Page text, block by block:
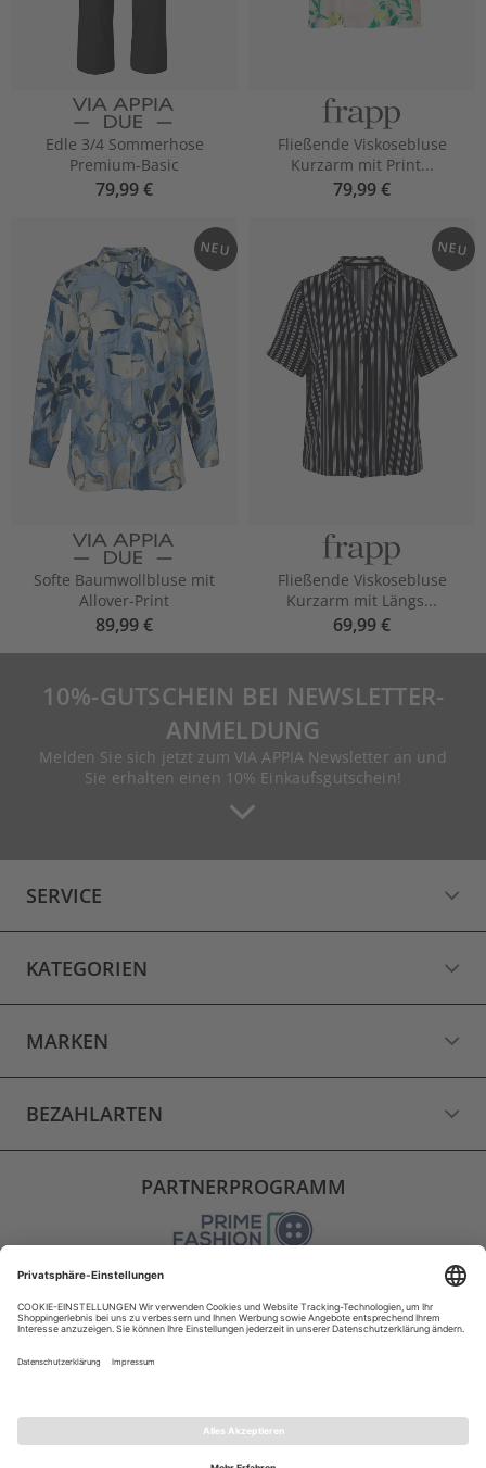
Edle 3/4 Sommerhose
Premium-Basic
79,99 €
Fließende Viskosebluse
Kurzarm mit Print...
79,99 €
NEU
Softe Baumwollbluse mit
Allover-Print
89,99 €
NEU
Fließende Viskosebluse
Kurzarm mit Längs...
69,99 €
10%-GUTSCHEIN BEI NEWSLETTER-
ANMELDUNG
Melden Sie sich jetzt zum VIA APPIA Newsletter an und
Sie erhalten einen 10% Einkaufsgutschein!
SERVICE
KATEGORIEN
MARKEN
BEZAHLARTEN
PARTNERPROGRAMM
VERSAND
WIDERRUF